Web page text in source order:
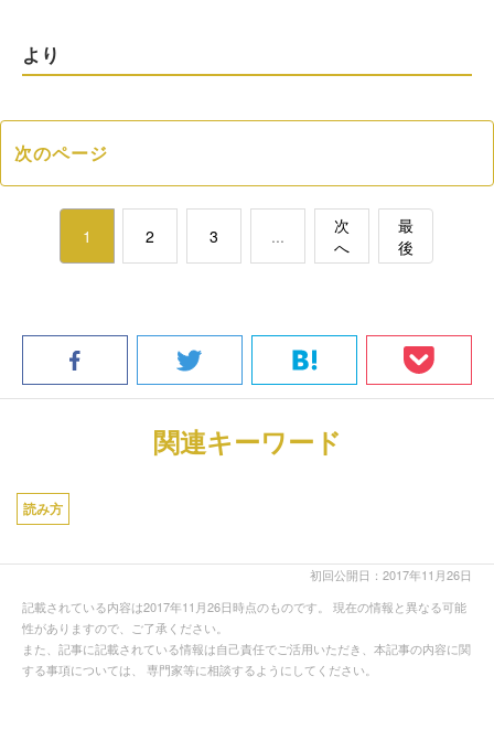
より
次のページ
1 2 3 ...
次
へ
最
後
関連キーワード
読み方
初回公開日：2017年11月26日
記載されている内容は2017年11月26日時点のものです。 現在の情報と異なる可能
性がありますので、ご了承ください。
また、記事に記載されている情報は自己責任でご活用いただき、本記事の内容に関
する事項については、 専門家等に相談するようにしてください。